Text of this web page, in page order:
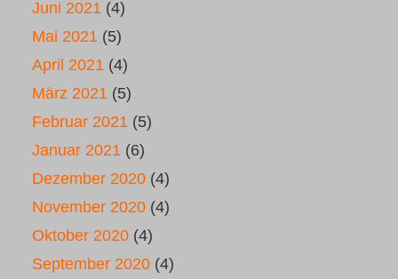
Juni 2021 (4)
Mai 2021 (5)
April 2021 (4)
März 2021 (5)
Februar 2021 (5)
Januar 2021 (6)
Dezember 2020 (4)
November 2020 (4)
Oktober 2020 (4)
September 2020 (4)